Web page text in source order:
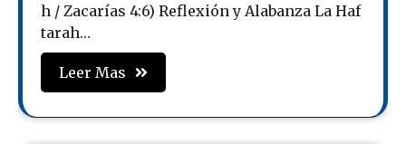
h / Zacarías 4:6) Reflexión y Alabanza La Haf
tarah…
Leer Mas